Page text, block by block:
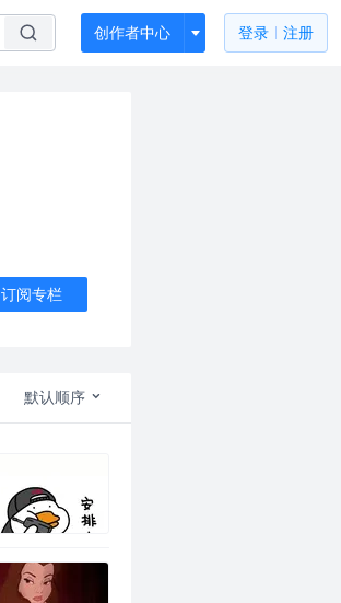
创作者中心 登录 注册
订阅专栏
默认顺序